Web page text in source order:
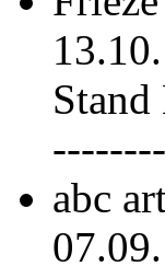
Stand
abc